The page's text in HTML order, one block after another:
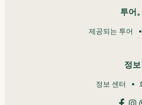
투어。
제공되는 투어
정보
정보 센터